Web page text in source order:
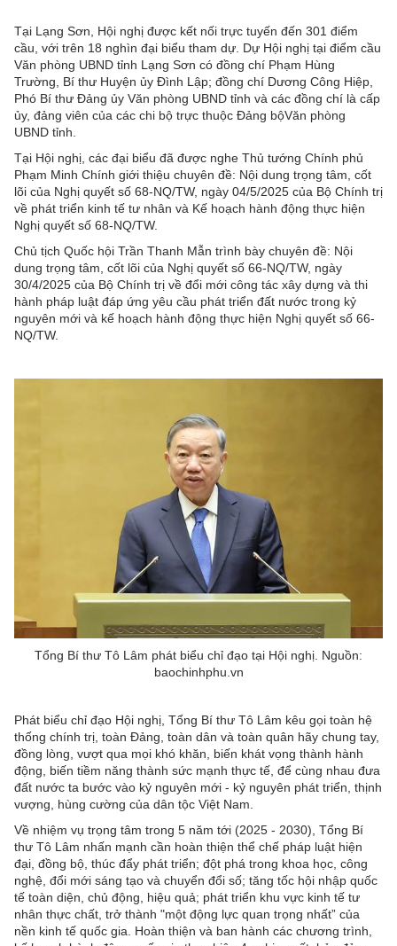
Tại Lạng Sơn, Hội nghị được kết nối trực tuyến đến 301 điểm
cầu, với trên 18 nghìn đại biểu tham dự. Dự Hội nghị tại điểm cầu
Văn phòng UBND tỉnh Lạng Sơn có đồng chí Phạm Hùng
Trường, Bí thư Huyện ủy Đình Lập; đồng chí Dương Công Hiệp,
Phó Bí thư Đảng ủy Văn phòng UBND tỉnh và các đồng chí là cấp
ủy, đảng viên của các chi bộ trực thuộc Đảng bộVăn phòng
UBND tỉnh.
Tại Hội nghị, các đại biểu đã được nghe Thủ tướng Chính phủ
Phạm Minh Chính giới thiệu chuyên đề: Nội dung trọng tâm, cốt
lõi của Nghị quyết số 68-NQ/TW, ngày 04/5/2025 của Bộ Chính trị
về phát triển kinh tế tư nhân và Kế hoạch hành động thực hiện
Nghị quyết số 68-NQ/TW.
Chủ tịch Quốc hội Trần Thanh Mẫn trình bày chuyên đề: Nội
dung trọng tâm, cốt lõi của Nghị quyết số 66-NQ/TW, ngày
30/4/2025 của Bộ Chính trị về đổi mới công tác xây dựng và thi
hành pháp luật đáp ứng yêu cầu phát triển đất nước trong kỷ
nguyên mới và kế hoạch hành động thực hiện Nghị quyết số 66-
NQ/TW.
Tổng Bí thư Tô Lâm phát biểu chỉ đạo tại Hội nghị. Nguồn:
baochinhphu.vn
Phát biểu chỉ đạo Hội nghị, Tổng Bí thư Tô Lâm kêu gọi toàn hệ
thống chính trị, toàn Đảng, toàn dân và toàn quân hãy chung tay,
đồng lòng, vượt qua mọi khó khăn, biến khát vọng thành hành
động, biến tiềm năng thành sức mạnh thực tế, để cùng nhau đưa
đất nước ta bước vào kỷ nguyên mới - kỷ nguyên phát triển, thịnh
vượng, hùng cường của dân tộc Việt Nam.
Về nhiệm vụ trọng tâm trong 5 năm tới (2025 - 2030), Tổng Bí
thư Tô Lâm nhấn mạnh cần hoàn thiện thể chế pháp luật hiện
đại, đồng bộ, thúc đẩy phát triển; đột phá trong khoa học, công
nghệ, đổi mới sáng tạo và chuyển đổi số; tăng tốc hội nhập quốc
tế toàn diện, chủ động, hiệu quả; phát triển khu vực kinh tế tư
nhân thực chất, trở thành "một động lực quan trọng nhất” của
nền kinh tế quốc gia. Hoàn thiện và ban hành các chương trình,